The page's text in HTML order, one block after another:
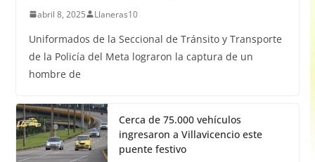
abril 8, 2025 Llaneras10
Uniformados de la Seccional de Tránsito y Transporte
de la Policía del Meta lograron la captura de un
hombre de
Cerca de 75.000 vehículos
ingresaron a Villavicencio este
puente festivo